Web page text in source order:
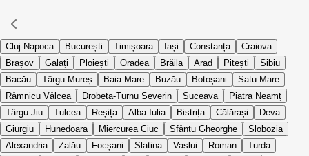
Cluj-Napoca București Timișoara Iași Constanța
Craiova
Brașov
Galați Ploiești Oradea Brăila Arad Pitești
Sibiu
Bacău
Târgu Mureș Baia Mare Buzău Botoșani
Satu Mare
Râmnicu Vâlcea
Drobeta-Turnu Severin Suceava
Piatra Neamț
Târgu Jiu
Tulcea Reșița Alba Iulia Bistrița Călărași
Deva
Giurgiu
Hunedoara Miercurea Ciuc Sfântu Gheorghe
Slobozia
Alexandria
Zalău Focșani Slatina Vaslui Roman
Turda